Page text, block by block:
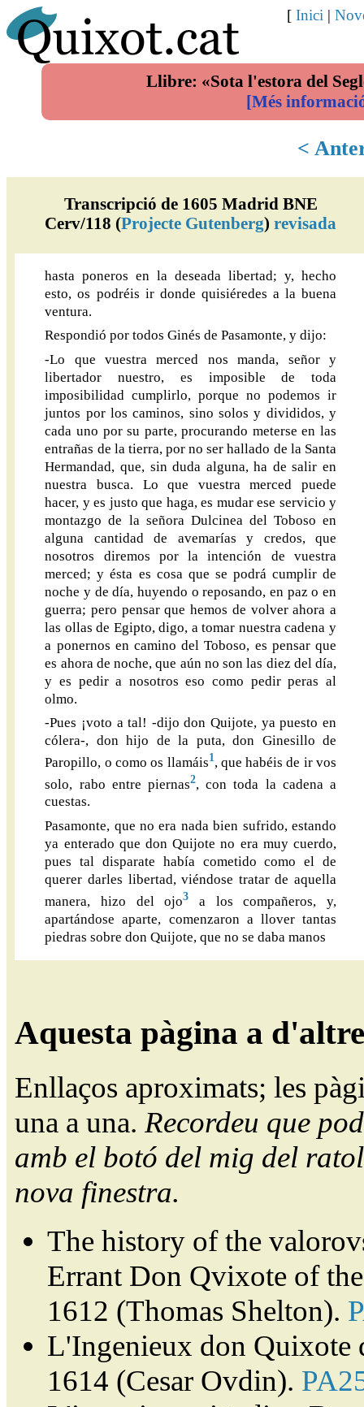
Llibre: «Sota l'estora del
[Més
[ Inici |
<
Transcripció de 1605 Madrid BNE
Cerv/118 (Projecte Gutenberg)revisada
hasta poneros en la deseada libertad; y, hecho
esto, os podréis ir donde quisiéredes a la buena
ventura.
Respondió por todos Ginés de Pasamonte, y dijo:
-Lo que vuestra merced nos manda, señor y
libertador nuestro, es imposible de toda
imposibilidad cumplirlo, porque no podemos ir
juntos por los caminos, sino solos y divididos, y
cada uno por su parte, procurando meterse en las
entrañas de la tierra, por no ser hallado de la Santa
Hermandad, que, sin duda alguna, ha de salir en
nuestra busca. Lo que vuestra merced puede
hacer, y es justo que haga, es mudar ese servicio y
montazgo de la señora Dulcinea del Toboso en
alguna cantidad de avemarías y credos, que
nosotros diremos por la intención de vuestra
merced; y ésta es cosa que se podrá cumplir de
noche y de día, huyendo o reposando, en paz o en
guerra; pero pensar que hemos de volver ahora a
las ollas de Egipto, digo, a tomar nuestra cadena y
a ponernos en camino del Toboso, es pensar que
es ahora de noche, que aún no son las diez del día,
y es pedir a nosotros eso como pedir peras al
olmo.
-Pues ¡voto a tal! -dijo don Quijote, ya puesto en
cólera-, don hijo de la puta, don Ginesillo de
Paropillo, o como os llamáis1, que habéis de ir vos
solo, rabo entre piernas2, con toda la cadena a
cuestas.
Pasamonte, que no era nada bien sufrido, estando
ya enterado que don Quijote no era muy cuerdo,
pues tal disparate había cometido como el de
querer darles libertad, viéndose tratar de aquella
manera, hizo del ojo3
a los compañeros, y,
apartándose aparte, comenzaron a llover tantas
piedras sobre don Quijote, que no se daba manos
Aquesta pàgina a
Enllaços aproximats; les
una a una. Recordeu que
amb el botó del mig del
nova finestra.
The history of the
Errant Don Qvixote of
1612 (Thomas Shelton).
L'Ingenieux don Quixote
1614 (Cesar Ovdin).